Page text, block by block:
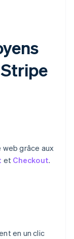
grâce aux
et Checkout.
en un clic